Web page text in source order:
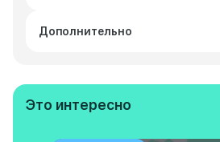
Дополнительно
Это интересно